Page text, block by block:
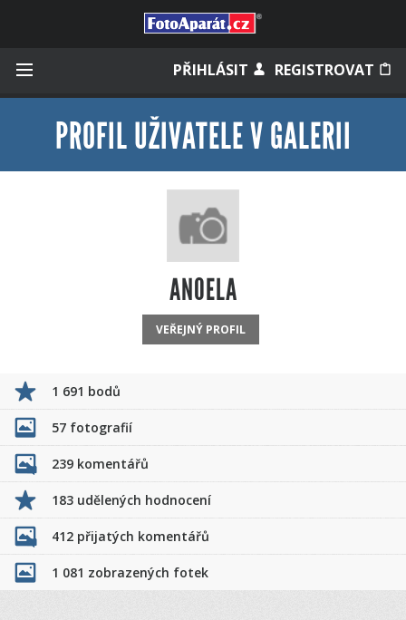
PŘIHLÁSIT REGISTROVAT
Zapomněli jste heslo?
Měli jste účet na starém webu?
PROFIL UŽIVATELE V GALERII
ANOELA
VEŘEJNÝ PROFIL
1 691 bodů
57 fotografií
239 komentářů
183 udělených hodnocení
412 přijatých komentářů
1 081 zobrazených fotek